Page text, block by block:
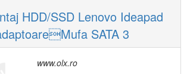
HDD/SSD Lenovo Ideapad
SATA 3
www.olx.ro